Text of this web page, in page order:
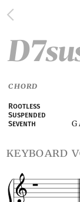
CHORD
Rootless
Suspended
Seventh
G
keyboard